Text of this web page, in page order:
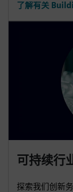
了解有关
可持续行
探索我们创新